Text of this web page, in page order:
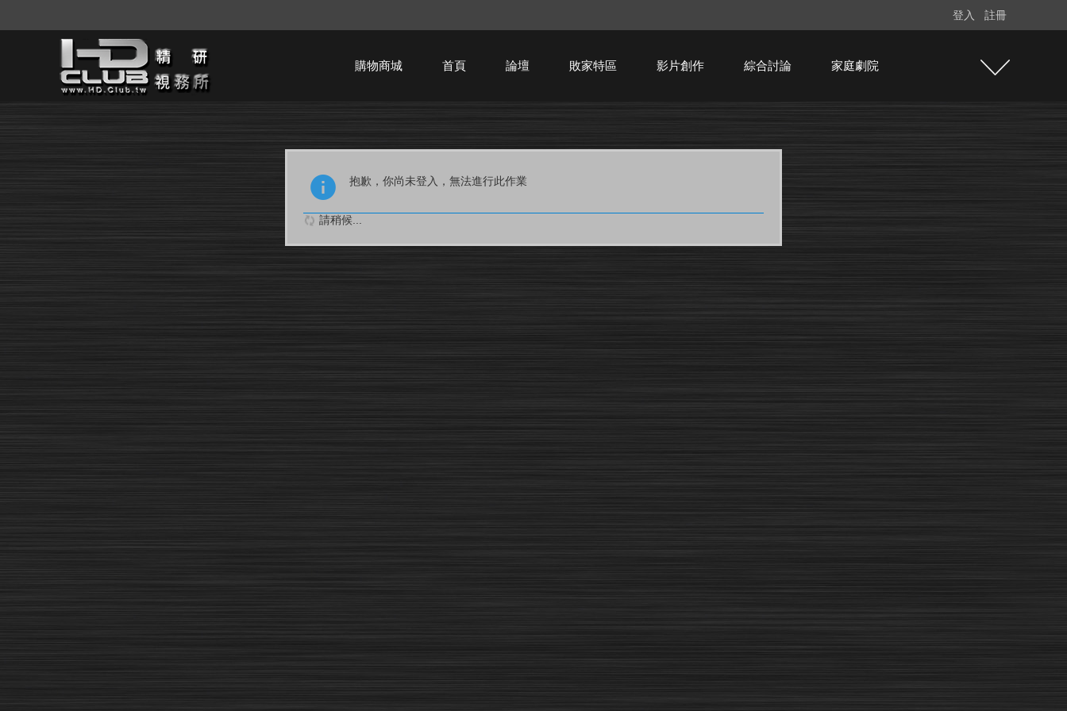
登入 註冊
購物商城 首頁 論壇 敗家特區 影片創作 綜合討論 家庭劇院
抱歉，你尚未登入，無法進行此作業
請稍候...